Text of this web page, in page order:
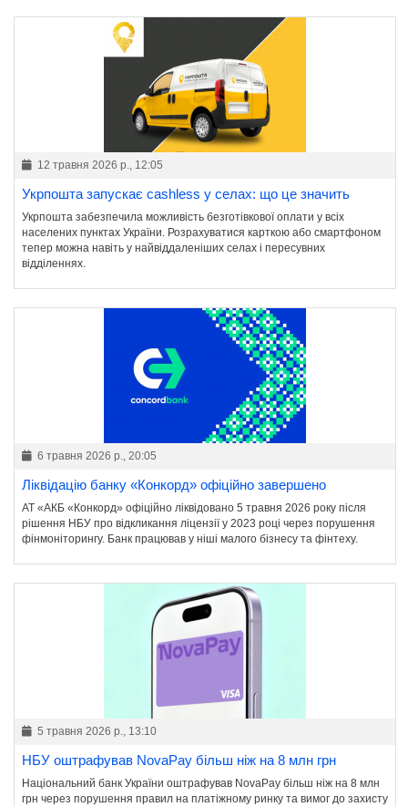
12 травня 2026 р., 12:05
Укрпошта запускає cashless у селах: що це значить
Укрпошта забезпечила можливість безготівкової оплати у всіх
населених пунктах України. Розрахуватися карткою або смартфоном
тепер можна навіть у найвіддаленіших селах і пересувних
відділеннях.
6 травня 2026 р., 20:05
Ліквідацію банку «Конкорд» офіційно завершено
АТ «АКБ «Конкорд» офіційно ліквідовано 5 травня 2026 року після
рішення НБУ про відкликання ліцензії у 2023 році через порушення
фінмоніторингу. Банк працював у ніші малого бізнесу та фінтеху.
5 травня 2026 р., 13:10
НБУ оштрафував NovaPay більш ніж на 8 млн грн
Національний банк України оштрафував NovaPay більш ніж на 8 млн
грн через порушення правил на платіжному ринку та вимог до захисту